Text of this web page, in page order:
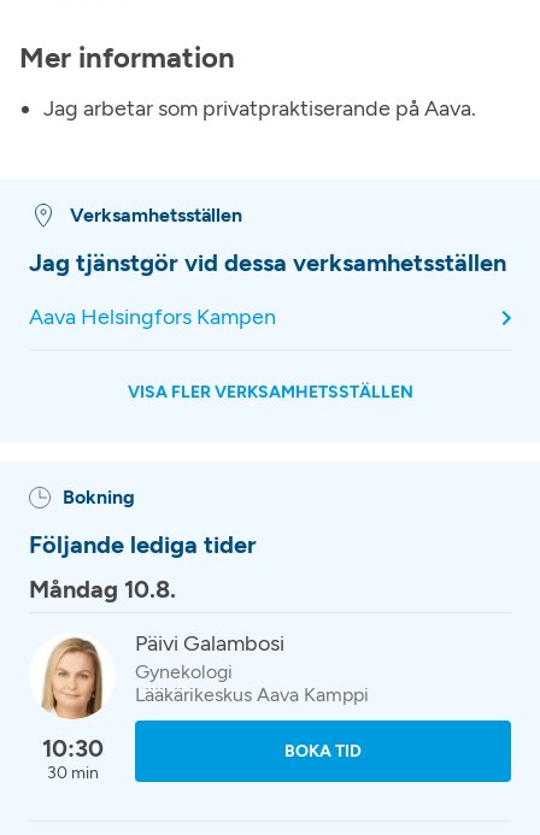
Mer information
Jag arbetar som privatpraktiserande på Aava.
Verksamhetsställen
Jag tjänstgör vid dessa verksamhetsställen
Aava Helsingfors Kampen
VISA FLER VERKSAMHETSSTÄLLEN
Bokning
Följande lediga tider
Måndag 10.8.
10:30
30 min
Päivi Galambosi
Gynekologi
Lääkärikeskus Aava Kamppi
BOKA TID